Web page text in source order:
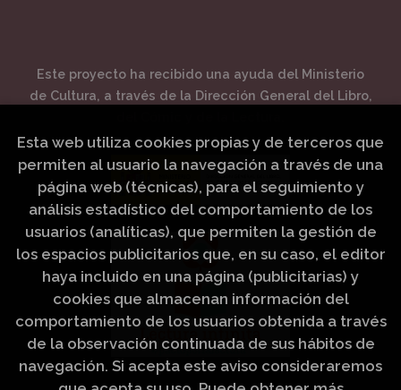
Este proyecto ha recibido una ayuda del Ministerio
de Cultura, a través de la Dirección General del Libro,
Esta web utiliza cookies propias y de terceros que
permiten al usuario la navegación a través de una
página web (técnicas), para el seguimiento y
análisis estadístico del comportamiento de los
usuarios (analíticas), que permiten la gestión de
los espacios publicitarios que, en su caso, el editor
haya incluido en una página (publicitarias) y
cookies que almacenan información del
comportamiento de los usuarios obtenida a través
de la observación continuada de sus hábitos de
navegación. Si acepta este aviso consideraremos